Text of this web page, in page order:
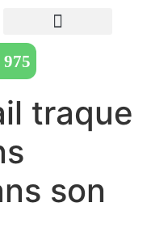
975
traque
son